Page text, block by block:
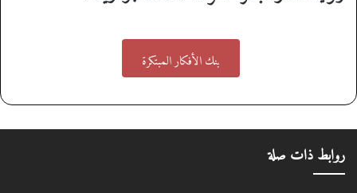
بنك الأفكار المبتكرة
روابط ذات صلة